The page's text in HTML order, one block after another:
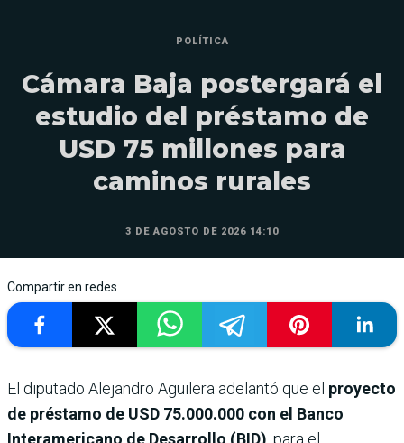
POLÍTICA
Cámara Baja postergará el
estudio del préstamo de
USD 75 millones para
caminos rurales
3 DE AGOSTO DE 2026 14:10
Compartir en redes
El diputado Alejandro Aguilera adelantó que el proyecto
de préstamo de USD 75.000.000 con el Banco
Interamericano de Desarrollo (BID), para el